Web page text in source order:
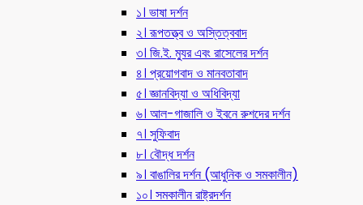
১। ভাষা দর্শন
২। রূপতত্ত্ব ও অস্তিত্ববাদ
৩। জি.ই. ম্যুর এবং রাসেলের দর্শন
৪। প্রয়োগবাদ ও মানবতাবাদ
৫। জ্ঞানবিদ্যা ও অধিবিদ্যা
৬। আল-গাজালি ও ইবনে রুশদের দর্শন
৭। সুফিবাদ
৮। বৌদ্ধ দর্শন
৯। বাঙালির দর্শন (আধুনিক ও সমকালীন)
১০। সমকালীন রাষ্ট্রদর্শন